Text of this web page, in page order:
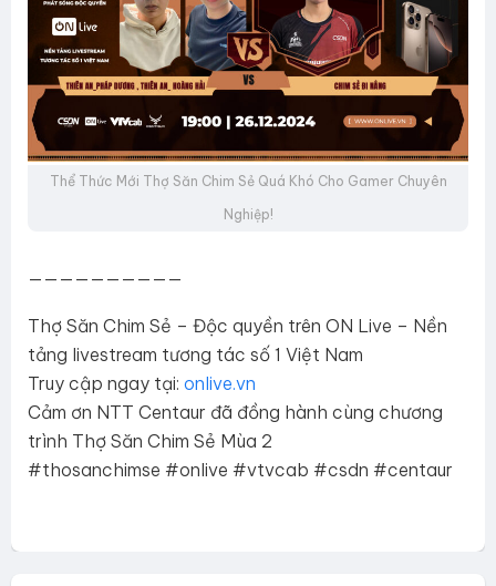
Thể Thức Mới Thợ Săn Chim Sẻ Quá Khó Cho Gamer Chuyên
Nghiệp!
——————————
Thợ Săn Chim Sẻ – Độc quyền trên ON Live – Nền
tảng livestream tương tác số 1 Việt Nam
Truy cập ngay tại: onlive.vn
Cảm ơn NTT Centaur đã đồng hành cùng chương
trình Thợ Săn Chim Sẻ Mùa 2
#thosanchimse #onlive #vtvcab #csdn #centaur